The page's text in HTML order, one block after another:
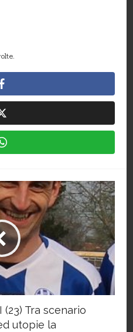
(23) Tra scenario
utopie la